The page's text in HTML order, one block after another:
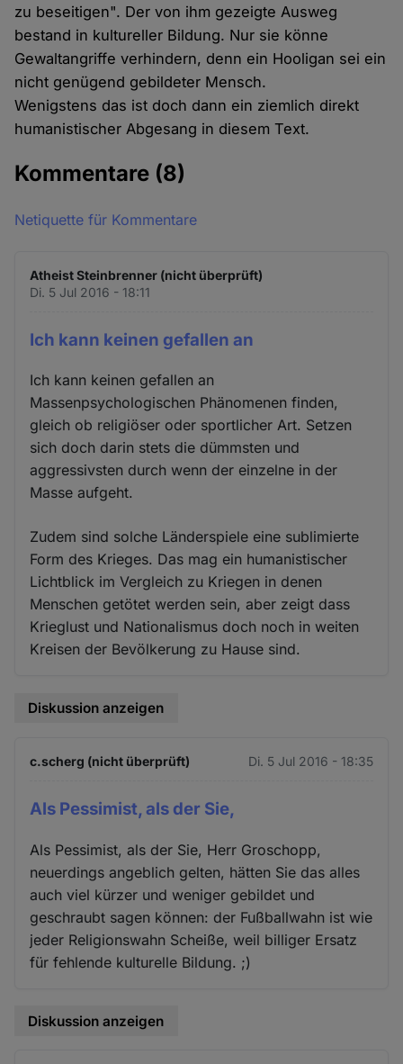
zu beseitigen". Der von ihm gezeigte Ausweg
bestand in kultureller Bildung. Nur sie könne
Gewaltangriffe verhindern, denn ein Hooligan sei ein
nicht genügend gebildeter Mensch.
Wenigstens das ist doch dann ein ziemlich direkt
humanistischer Abgesang in diesem Text.
Kommentare (8)
Netiquette für Kommentare
Atheist Steinbrenner (nicht überprüft)
Di. 5 Jul 2016 - 18:11
Ich kann keinen gefallen an
Ich kann keinen gefallen an
Massenpsychologischen Phänomenen finden,
gleich ob religiöser oder sportlicher Art. Setzen
sich doch darin stets die dümmsten und
aggressivsten durch wenn der einzelne in der
Masse aufgeht.
Zudem sind solche Länderspiele eine sublimierte
Form des Krieges. Das mag ein humanistischer
Lichtblick im Vergleich zu Kriegen in denen
Menschen getötet werden sein, aber zeigt dass
Krieglust und Nationalismus doch noch in weiten
Kreisen der Bevölkerung zu Hause sind.
Diskussion anzeigen
c.scherg (nicht überprüft) Di. 5 Jul 2016 - 18:35
Als Pessimist, als der Sie,
Als Pessimist, als der Sie, Herr Groschopp,
neuerdings angeblich gelten, hätten Sie das alles
auch viel kürzer und weniger gebildet und
geschraubt sagen können: der Fußballwahn ist wie
jeder Religionswahn Scheiße, weil billiger Ersatz
für fehlende kulturelle Bildung. ;)
Diskussion anzeigen